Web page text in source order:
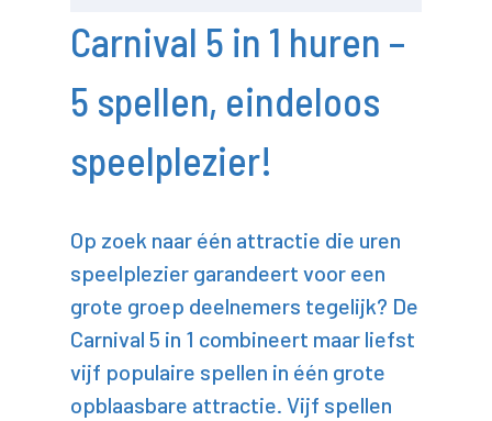
Carnival 5 in 1 huren –
5 spellen, eindeloos
speelplezier!
Op zoek naar één attractie die uren
speelplezier garandeert voor een
grote groep deelnemers tegelijk? De
Carnival 5 in 1 combineert maar liefst
vijf populaire spellen in één grote
opblaasbare attractie. Vijf spellen